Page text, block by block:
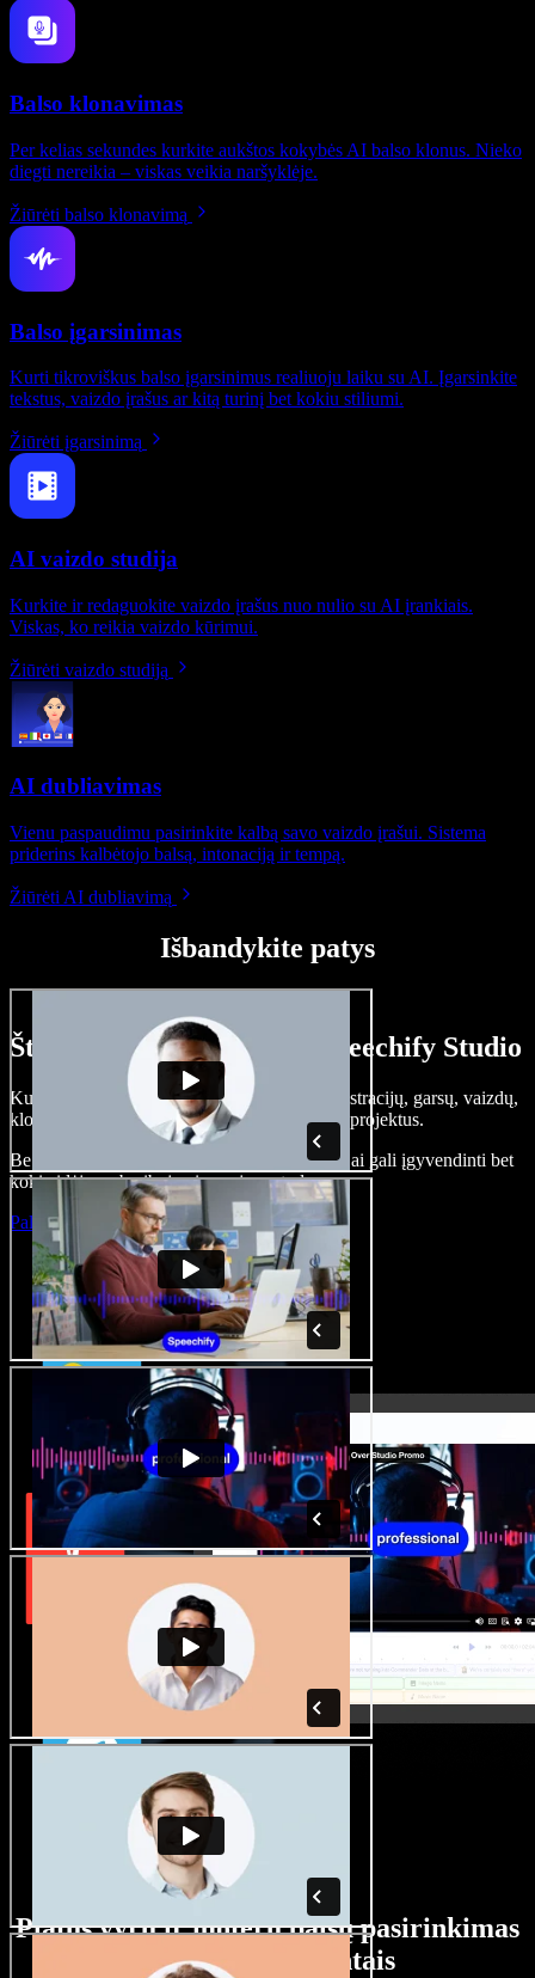
Balso klonavimas
Per kelias sekundes kurkite aukštos kokybės AI balso klonus. Nieko
diegti nereikia – viskas veikia naršyklėje.
Žiūrėti balso klonavimą
Balso įgarsinimas
Kurti tikroviškus balso įgarsinimus realiuoju laiku su AI. Įgarsinkite
tekstus, vaizdo įrašus ar kitą turinį bet kokiu stiliumi.
Žiūrėti įgarsinimą
AI vaizdo studija
Kurkite ir redaguokite vaizdo įrašus nuo nulio su AI įrankiais.
Viskas, ko reikia vaizdo kūrimui.
Žiūrėti vaizdo studiją
AI dubliavimas
Vienu paspaudimu pasirinkite kalbą savo vaizdo įrašui. Sistema
priderins kalbėtojo balsą, intonaciją ir tempą.
Žiūrėti AI dubliavimą
Išbandykite patys
Štai ką galite nuveikti su Speechify Studio
Kurkite įgarsinimus, pridėkite nemokamų iliustracijų, garsų, vaizdų,
klonuokite balsą – kurkite pilnus, įspūdingus projektus.
Be jokių mokymų ir viskas naršyklėje – kūrėjai gali įgyvendinti bet
kokią idėją, neberibojami senųjų metodų.
Paleisti studiją
Platus vyrų ir moterų balsų pasirinkimas
su įvairiais akcentais